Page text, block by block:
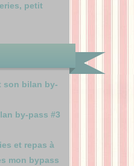
petit
son bilan by-
by-pass #3
et repas à
mon bypass